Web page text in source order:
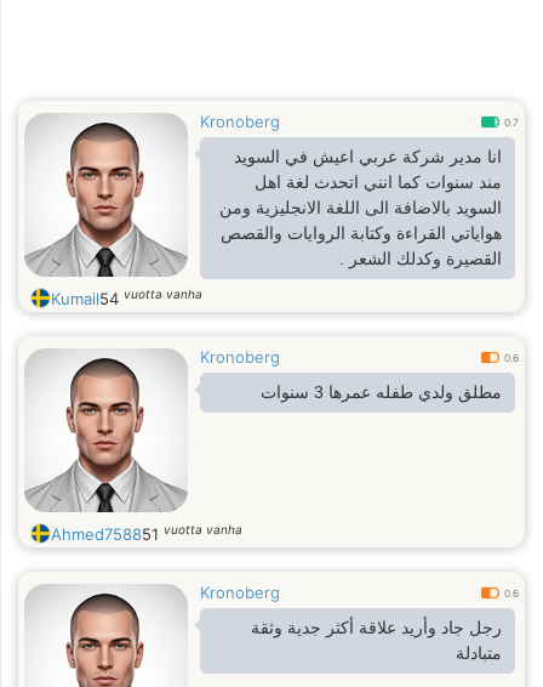
Kronoberg 0.7
انا مدير شركة عربي اعيش في السويد
مند سنوات كما انني اتحدث لغة اهل
السويد بالاضافة الى اللغة الانجليزية ومن
هواياتي القراءة وكتابة الروايات والقصص
القصيرة وكدلك الشعر .
Kumail54 vuotta vanha
Kronoberg 0.6
مطلق ولدي طفله عمرها 3 سنوات
Ahmed758851 vuotta vanha
Kronoberg 0.6
رجل جاد وأريد علاقة أكثر جدية وثقة
متبادلة